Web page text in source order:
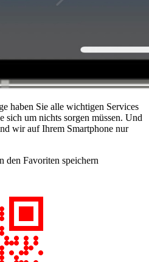
haben Sie alle wichtigen Services
sich um nichts sorgen müssen. Und
wir auf Ihrem Smartphone nur
den Favoriten speichern